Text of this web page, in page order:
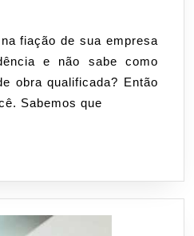
fiação de sua empresa
e não sabe como
obra qualificada? Então
Sabemos que